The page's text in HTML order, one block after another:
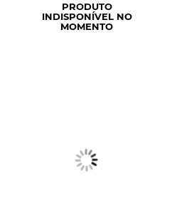
PRODUTO
INDISPONÍVEL NO
MOMENTO